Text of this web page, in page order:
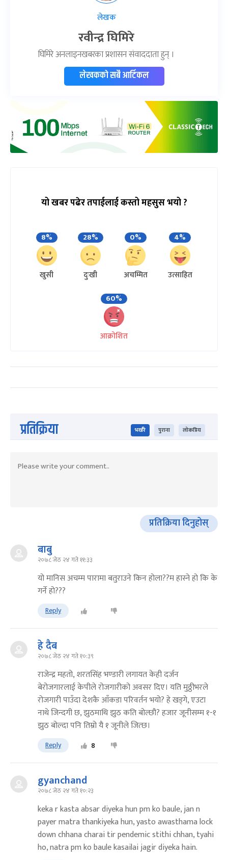
लेखक
रवीन्द्र घिमिरे
घिमिरे अनलाइनखबरका प्रशासन संवाददाता हुन् ।
लेखकको सबै आर्टिकल
यो खबर पढेर तपाईलाई कस्तो महसुस भयो ?
8%
खुसी
28%
दुःखी
0%
अचम्मित
4%
उत्साहित
60%
आक्रोशित
प्रतिक्रिया भर्खरै पुराना लोकप्रिय
प्रतिक्रिया दिनुहोस्
बाबु
२०७८ जेठ २४ गते ११:३३
यो मानिस अचम्म पारामा बतुराउने किन होला??म हास्ने हो कि के
गर्ने हो???
Reply
हे दैब
२०७८ जेठ २४ गते १०:३९
राजेन्द्र महतो, शरतसिंह भण्डारी लगायत केही दर्जन
बेरोजगारलाई केपीले रोजगारीको अवसर दिए। यति मुठ्ठीभरले
रोजगारी पाउँदा देशकै आँकडा परिवर्तन भयो? हे खड्गे, एउटा
नाथे जिन्दगी छ, झुठमाथि झुठ कति बोल्छौ? हजार जूनीसम्म १-१
झुठ बोल्दा पनि तिम्रो यै १ जूनीले जित्छ।
Reply 8
gyanchand
२०७८ जेठ २४ गते १०:२३
keka r kasta absar diyeka hun pm ko baule, jan n
payer matra thankiyeka hun, yasto awasthama lock
down chhana charai tir pendemic stithi chhan, tyahi
ho, natra pm ko baule kasailai jagir diyeka hain.